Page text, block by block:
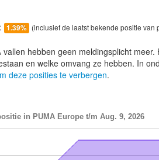
1.39% (inclusief de laatst bekende positie van
hebben geen meldingsplicht meer.
en welke omvang ze hebben. In
deze posities te verbergen.
in PUMA Europe t/m Aug. 9, 2026